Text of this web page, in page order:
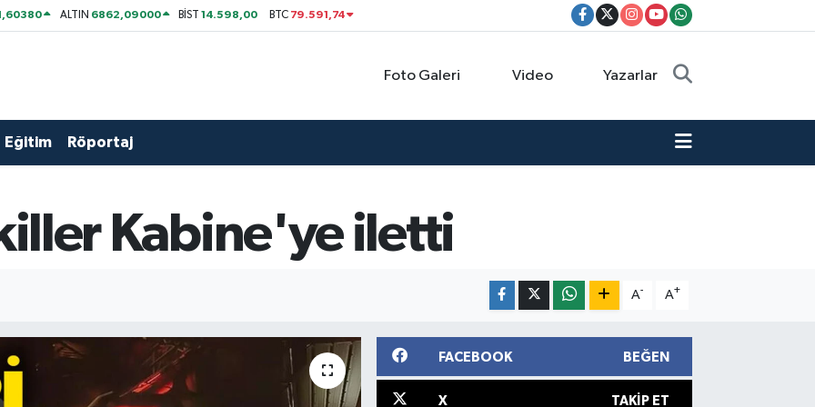
ALTIN 6862,09000 BİST14.598,00 BTC 79.591,74
Foto Galeri Video Yazarlar
Eğitim Röportaj
Kabine'ye iletti
A- A+
FACEBOOK BEĞEN
X TAKIP ET